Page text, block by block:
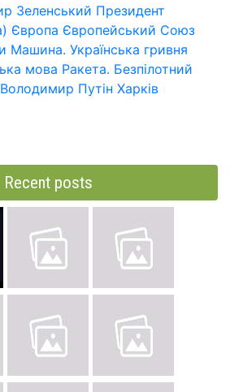
Зеленський Президент
Європа Європейський Союз
Машина. Українська гривня
мова Ракета. Безпілотний
Володимир Путін Харків
Recent posts